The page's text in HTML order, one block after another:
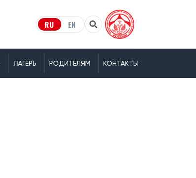
RU EN
ЛАГЕРЬ РОДИТЕЛЯМ КОНТАКТЫ